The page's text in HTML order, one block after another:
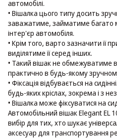
автомобілі.
• Вішалка цього типу досить
заважатиме, займатиме багато
інтер'єр автомобіля.
• Крім того, варто зазначити її
виділятиме її серед інших.
• Такий вішак не обмежуватиме
практично в будь-якому
• Фіксація відбувається на
будь-яких кріслах, зокрема і з
• Вішалка може фіксуватися на
Автомобільний вішак Elegant EL
вибір для тих, хто шукає
аксесуар для транспортування